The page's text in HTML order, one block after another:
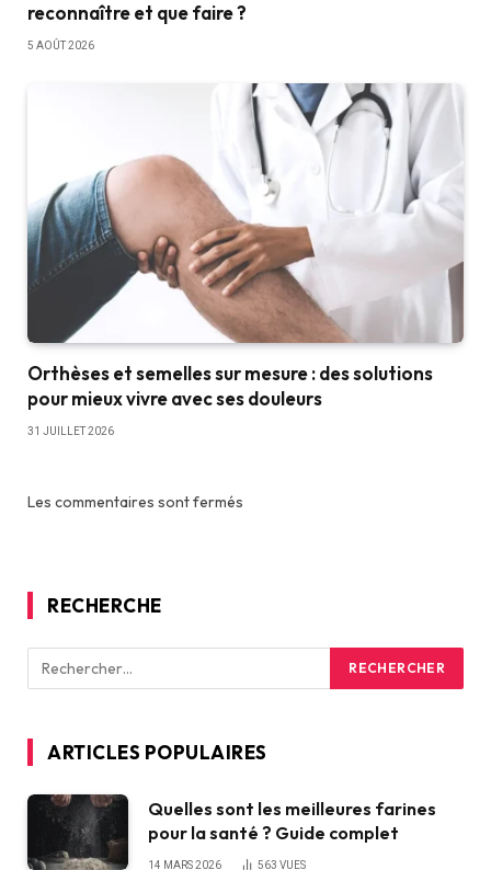
reconnaître et que faire ?
5 AOÛT 2026
Orthèses et semelles sur mesure : des solutions
pour mieux vivre avec ses douleurs
31 JUILLET 2026
Les commentaires sont fermés
RECHERCHE
ARTICLES POPULAIRES
Quelles sont les meilleures farines
pour la santé ? Guide complet
14 MARS 2026 563 VUES